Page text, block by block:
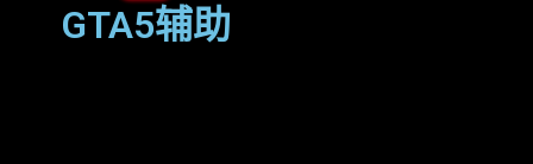
GTA5辅助